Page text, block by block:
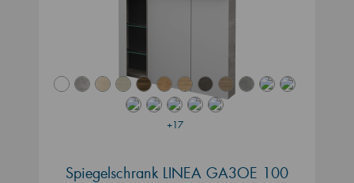
+17
Spiegelschrank LINEA GA3OE 100